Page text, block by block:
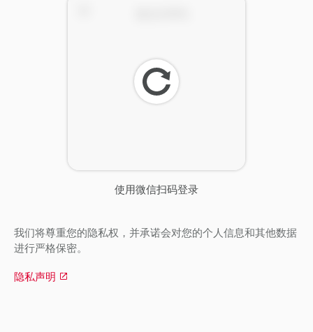
使用微信扫码登录
刷
新
我们将尊重您的隐私权，并承诺会对您的个人信息和其他数据
进行严格保密。
隐私声明